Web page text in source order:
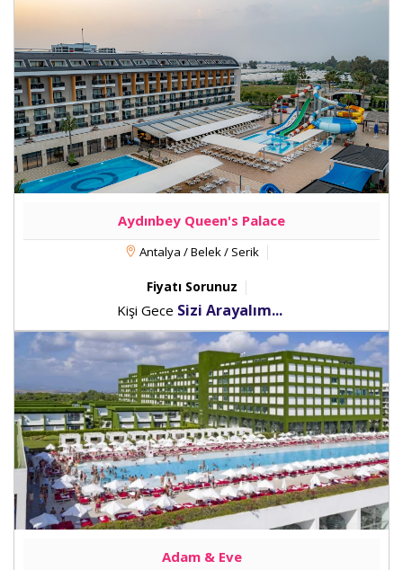
Aydınbey Queen's Palace
Antalya / Belek / Serik
Fiyatı Sorunuz
Kişi Gece Sizi Arayalım...
Adam & Eve